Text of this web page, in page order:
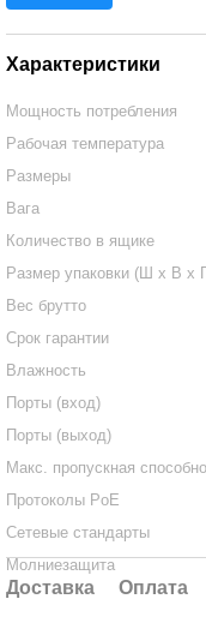
Характеристики
Мощность потребления
Рабочая температура
Размеры
Вага
Количество в ящике
Размер упаковки (Ш х В х
Вес брутто
Срок гарантии
Влажность
Порты (вход)
Порты (выход)
Макс. пропускная
Протоколы PoE
Сетевые стандарты
Молниезащита
Доставка Оплата